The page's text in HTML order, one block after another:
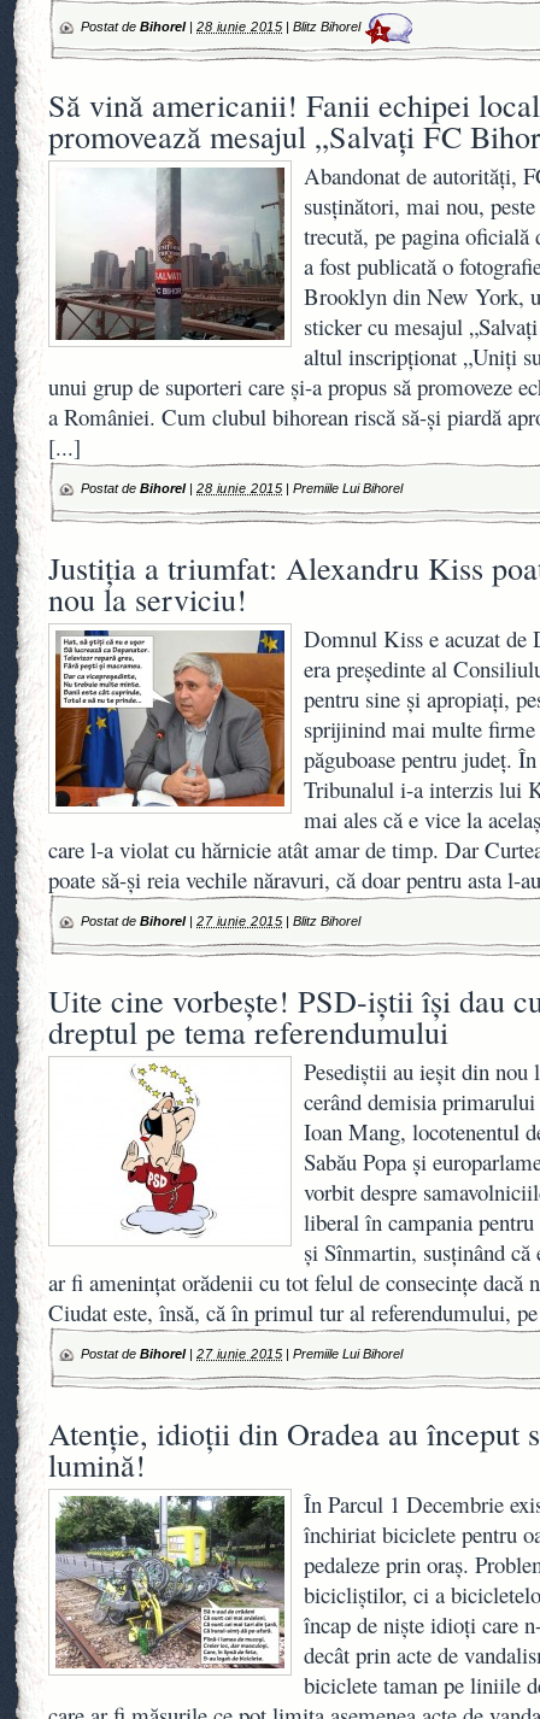
Postat de Bihorel| 28 iunie 2015 |Blitz Bihorel 1
Să vină americanii! Fanii echipei
promovează mesajul „Salvaţi FC
Abandonat de autorităţi,
susţinători, mai nou,
trecută, pe pagina oficială
a fost publicată o
Brooklyn din New York,
sticker cu mesajul
altul inscripţionat „Uniţi
unui grup de suporteri care şi-a propus să promoveze
a României. Cum clubul bihorean riscă să-şi piardă
[...]
Postat de Bihorel| 28 iunie 2015 |Premiile Lui Bihorel
Justiţia a triumfat: Alexandru Kiss
nou la serviciu!
Domnul Kiss e acuzat de
era preşedinte al
pentru sine şi apropiaţi,
sprijinind mai multe firme
păguboase pentru judeţ.
Tribunalul i-a interzis lui
mai ales că e vice la
care l-a violat cu hărnicie atât amar de timp. Dar
poate să-şi reia vechile năravuri, că doar pentru asta l-
Postat de Bihorel| 27 iunie 2015 |Blitz Bihorel
Uite cine vorbeşte! PSD-iştii îşi dau
dreptul pe tema referendumului
Pesediştii au ieşit din nou
cerând demisia
Ioan Mang, locotenentul
Sabău Popa şi
vorbit despre
liberal în campania
şi Sînmartin, susţinând
ar fi ameninţat orădenii cu tot felul de consecinţe dacă
Ciudat este, însă, că în primul tur al referendumului,
Postat de Bihorel| 27 iunie 2015 |Premiile Lui Bihorel
Atenţie, idioţii din Oradea au început
lumină!
În Parcul 1 Decembrie
închiriat biciclete pentru
pedaleze prin oraş.
bicicliştilor, ci a
încap de nişte idioţi care
decât prin acte de
biciclete taman pe liniile